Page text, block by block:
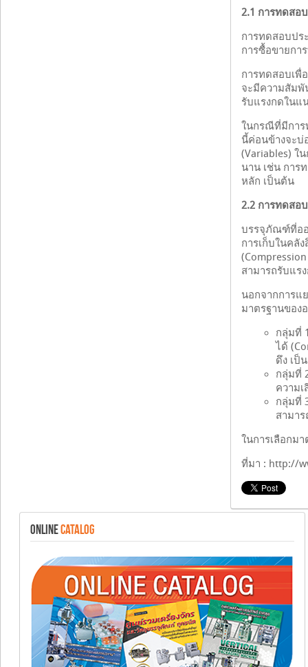
2.1 การทดสอ
การทดสอบปร
การซื้อขายกา
การทดสอบเพื่
จะมีความสัมพั
รับแรงกดในแ
ในกรณีที่มีการ
นี้ค่อนข้างจะบ่
(Variables) ใ
นาน เช่น การ
หลัก เป็นต้น
2.2 การทดสอ
บรรจุภัณฑ์ที่ออ
การเก็บในคลั
สามารถรับแร
นอกจากการแ
มาตรฐานของ
กลุ่มที่
ได้
ดึง เป็
กลุ่มที่
ความ
กลุ่มที่
สามา
ในการเลือกม
ที่มา : http://
ONLINECATALOG